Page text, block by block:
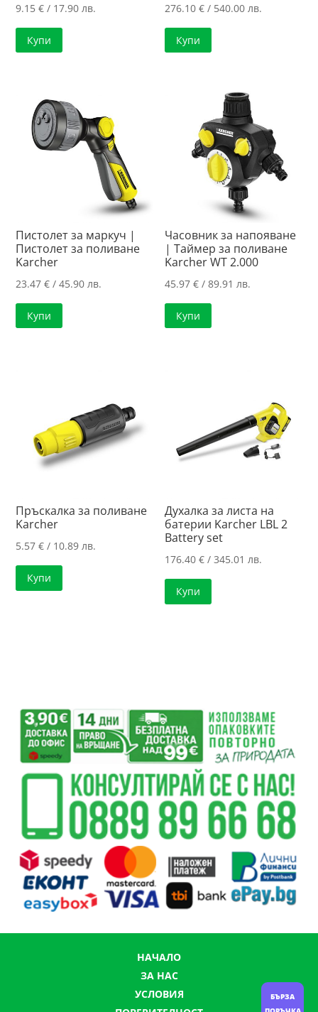
9.15€ / 17.90 лв.
Купи
276.10€ / 540.00 лв.
Купи
Пистолет за маркуч |
Пистолет за поливане
Karcher
23.47€ / 45.90 лв.
Купи
Часовник за напояване
| Таймер за поливане
Karcher WT 2.000
45.97€ / 89.91 лв.
Купи
Пръскалка за поливане
Karcher
5.57€ / 10.89 лв.
Купи
Духалка за листа на
батерии Karcher LBL 2
Battery set
176.40€ / 345.01 лв.
Купи
НАЧАЛО
ЗА НАС
УСЛОВИЯ
БЪРЗА